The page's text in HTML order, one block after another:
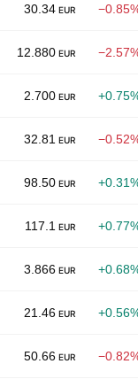
30.34 EUR
12.880 EUR
2.700 EUR
32.81 EUR
98.50 EUR
117.1 EUR
3.866 EUR
21.46 EUR
50.66 EUR